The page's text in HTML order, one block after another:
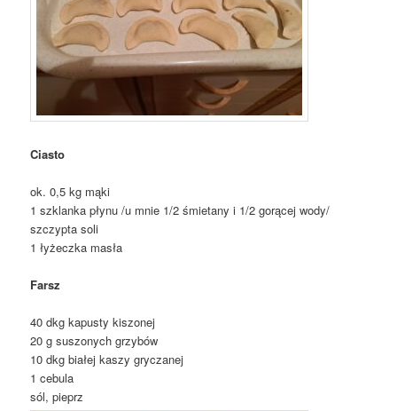
Ciasto
ok. 0,5 kg mąki
1 szklanka płynu /u mnie 1/2 śmietany i 1/2 gorącej wody/
szczypta soli
1 łyżeczka masła
Farsz
40 dkg kapusty kiszonej
20 g suszonych grzybów
10 dkg białej kaszy gryczanej
1 cebula
sól, pieprz